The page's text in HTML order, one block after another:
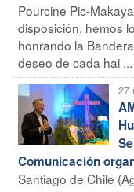
Pourcine Pic-
disposición, hemos
honrando la
deseo de cada hai ...
27
Comunicación
Santiago de Chile